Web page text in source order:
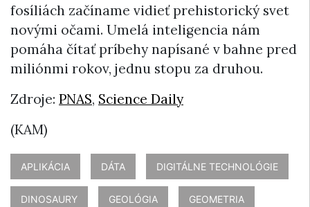
fosíliách začíname vidieť prehistorický svet
novými očami. Umelá inteligencia nám
pomáha čítať príbehy napísané v bahne pred
miliónmi rokov, jednu stopu za druhou.
Zdroje: PNAS, Science Daily
(KAM)
APLIKÁCIA DÁTA DIGITÁLNE TECHNOLÓGIE
DINOSAURY GEOLÓGIA GEOMETRIA